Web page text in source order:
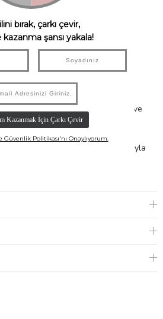
verimliliğine, biyolojik çeşitliliğe ve
şekilde elde edilmesi,
her türlü müdahalenin, kâr amacıyla
ve toplumun dengesini
ve orman ürünlerinden fayda
planlarına da katılımda